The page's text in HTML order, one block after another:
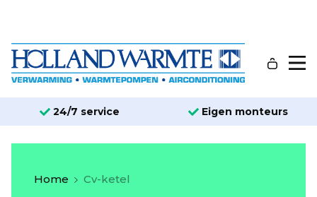
24/7 service Eigen monteurs
Home Cv-ketel